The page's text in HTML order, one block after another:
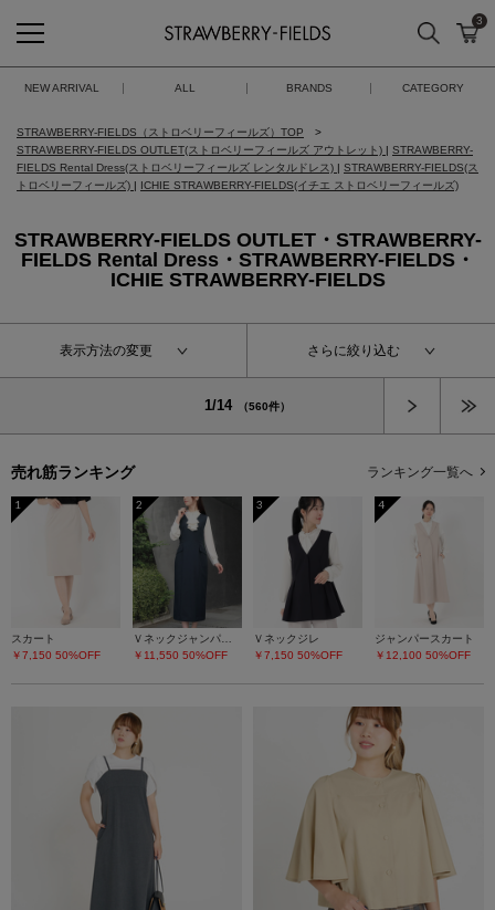
STRAWBERRY-FIELDS
検索 カ
3
NEW ARRIVAL ALL BRANDS CATEGORY
STRAWBERRY-FIELDS（ストロベリーフィールズ）TOP
STRAWBERRY-FIELDS OUTLET(ストロベリーフィールズ アウトレット) | STRAWBERRY-
FIELDS Rental Dress(ストロベリーフィールズ レンタルドレス) | STRAWBERRY-FIELDS(ス
トロベリーフィールズ) | ICHIE STRAWBERRY-FIELDS(イチエ ストロベリーフィールズ)
STRAWBERRY-FIELDS OUTLET・STRAWBERRY-
FIELDS Rental Dress・STRAWBERRY-FIELDS・
ICHIE STRAWBERRY-FIELDS
表示方法の変更 さらに絞り込む
1/14 （560件）
売れ筋ランキング ランキング一覧へ
1
スカート
￥7,150 50%OFF
2
Ｖネックジャンパースカート
￥11,550 50%OFF
3
Ｖネックジレ
￥7,150 50%OFF
4
ジャンパースカート
￥12,100 50%OFF